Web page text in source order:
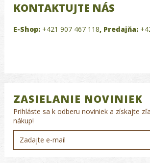
KONTAKTUJTE NÁS
E-Shop: +421 907 467 118, Predajňa:
ZASIELANIE NOVINIEK
Prihláste sa k odberu noviniek a získajte
nákup!